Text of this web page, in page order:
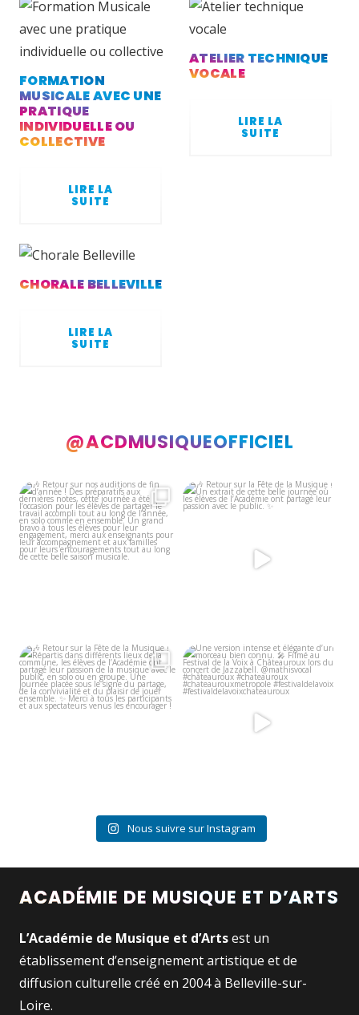
FORMATION
MUSICALE AVEC UNE
PRATIQUE
INDIVIDUELLE OU
COLLECTIVE
LIRE LA
SUITE
ATELIER TECHNIQUE
VOCALE
LIRE LA
SUITE
CHORALE BELLEVILLE
LIRE LA
SUITE
@ACDMUSIQUEOFFICIEL
🎶 Retour sur nos auditions de fin
d’année !
...
8 0
🎶 Retour sur la Fête de la Musique
!
🎶 Retour sur la Fête de la Musique
!
...
7 0
Une version intense et élégante
d’un morceau bien...
9 0
Nous suivre sur Instagram
ACADÉMIE DE MUSIQUE ET D’ARTS
L’Académie de Musique et d’Artsest un
établissement d’enseignement artistique et de
diffusion culturelle créé en 2004 à Belleville-sur-
Loire.